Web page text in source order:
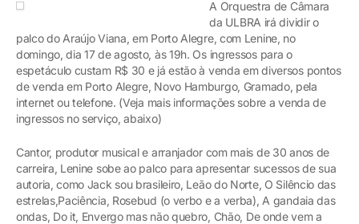
A Orquestra de Câmara
da ULBRA irá dividir o
palco do Araújo Viana, em Porto Alegre, com Lenine, no
domingo, dia 17 de agosto, às 19h. Os ingressos para o
espetáculo custam R$ 30 e já estão à venda em diversos pontos
de venda em Porto Alegre, Novo Hamburgo, Gramado, pela
internet ou telefone. (Veja mais informações sobre a venda de
ingressos no serviço, abaixo)
Cantor, produtor musical e arranjador com mais de 30 anos de
carreira, Lenine sobe ao palco para apresentar sucessos de sua
autoria, como Jack sou brasileiro, Leão do Norte, O Silêncio das
estrelas,Paciência, Rosebud (o verbo e a verba), A gandaia das
ondas, Do it, Envergo mas não quebro, Chão, De onde vem a